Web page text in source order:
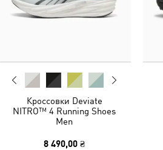
Кроссовки Deviate
NITRO™ 4 Running Shoes
Men
8 490,00 ₴